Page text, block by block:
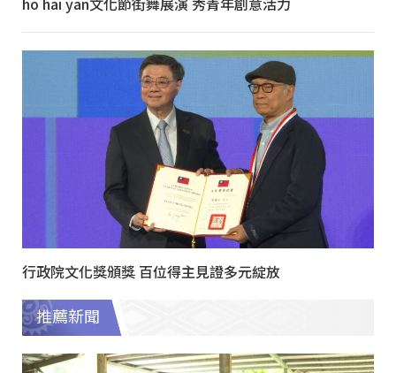
行政院文化獎頒獎 百位得主見證多元綻放
推薦新聞